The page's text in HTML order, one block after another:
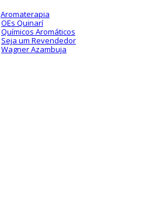
Aromaterapia
OEs Quinarí
Químicos Aromáticos
Seja um Revendedor
Wagner Azambuja